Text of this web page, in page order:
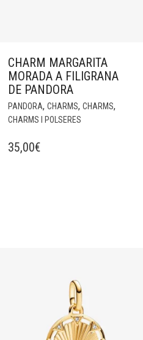
CHARM MARGARITA
MORADA A FILIGRANA
DE PANDORA
PANDORA, CHARMS, CHARMS,
CHARMS I POLSERES
35,00€